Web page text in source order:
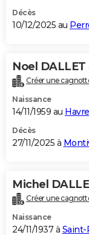
Décès
10/12/2025 au
Noel DALLET
Créer une
Naissance
14/11/1959 au Havre
Décès
27/11/2025 à
Michel
Créer une
Naissance
24/11/1937 à Saint-